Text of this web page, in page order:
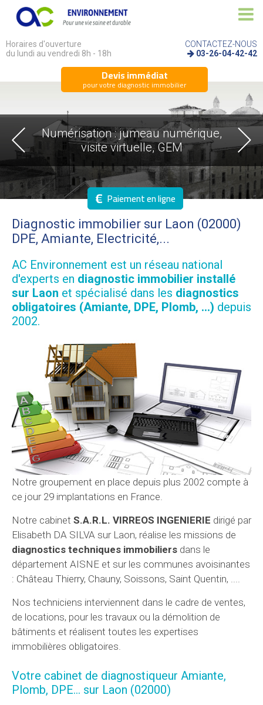
Horaires d'ouverture
du lundi au vendredi 8h - 18h
CONTACTEZ-NOUS
03-26-04-42-42
Devis immédiat
pour votre diagnostic immobilier
€ Paiement en ligne
Numérisation : jumeau numérique,
visite virtuelle, GEM
Diagnostic immobilier sur Laon (02000)
DPE, Amiante, Electricité,...
AC Environnement est un réseau national
d'experts en diagnostic immobilier installé
sur Laon et spécialisé dans les diagnostics
obligatoires (Amiante, DPE, Plomb, ...) depuis
2002.
Notre groupement en place depuis plus 2002 compte à
ce jour 29 implantations en France.
Notre cabinet S.A.R.L. VIRREOS INGENIERIE dirigé par
Elisabeth DA SILVA sur Laon, réalise les missions de
diagnostics techniques immobiliers dans le
département AISNE et sur les communes avoisinantes
: Château Thierry, Chauny, Soissons, Saint Quentin, ....
Nos techniciens interviennent dans le cadre de ventes,
de locations, pour les travaux ou la démolition de
bâtiments et réalisent toutes les expertises
immobilières obligatoires.
Votre cabinet de diagnostiqueur Amiante,
Plomb, DPE... sur Laon (02000)